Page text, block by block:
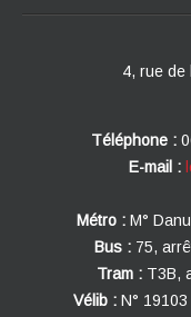
4, rue de
Téléphone :
E-mail :
Métro : M°
Bus : 75,
Tram : T3B,
Vélib : N°